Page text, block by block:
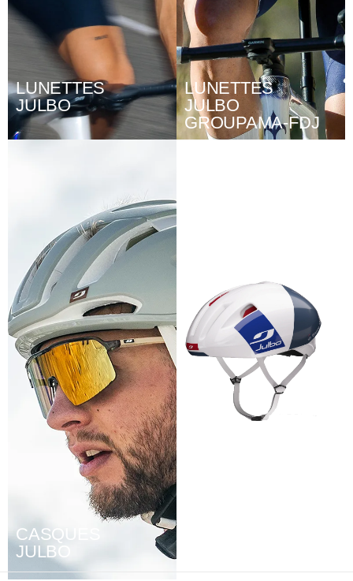
LUNETTES
JULBO
LUNETTES
JULBO
GROUPAMA-FDJ
CASQUES
JULBO